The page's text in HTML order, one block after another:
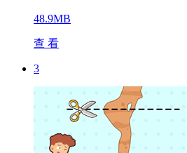
48.9MB
查 看
3